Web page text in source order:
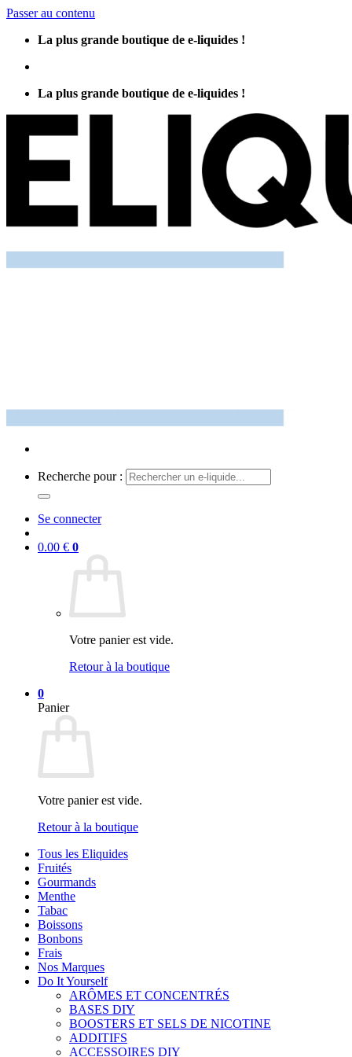
Passer au contenu
La plus grande boutique de e-liquides !
La plus grande boutique de e-liquides !
Recherche pour :
Se connecter
0.00 € 0
Votre panier est vide.
Retour à la boutique
0
Panier
Votre panier est vide.
Retour à la boutique
Tous les Eliquides
Fruités
Gourmands
Menthe
Tabac
Boissons
Bonbons
Frais
Nos Marques
Do It Yourself
ARÔMES ET CONCENTRÉS
BASES DIY
BOOSTERS ET SELS DE NICOTINE
ADDITIFS
ACCESSOIRES DIY